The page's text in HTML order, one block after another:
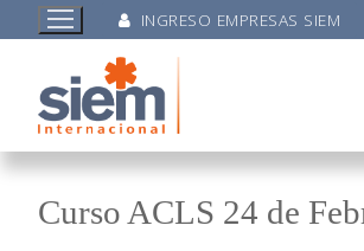
INGRESO EMPRESAS SIEM
Curso ACLS 24 de